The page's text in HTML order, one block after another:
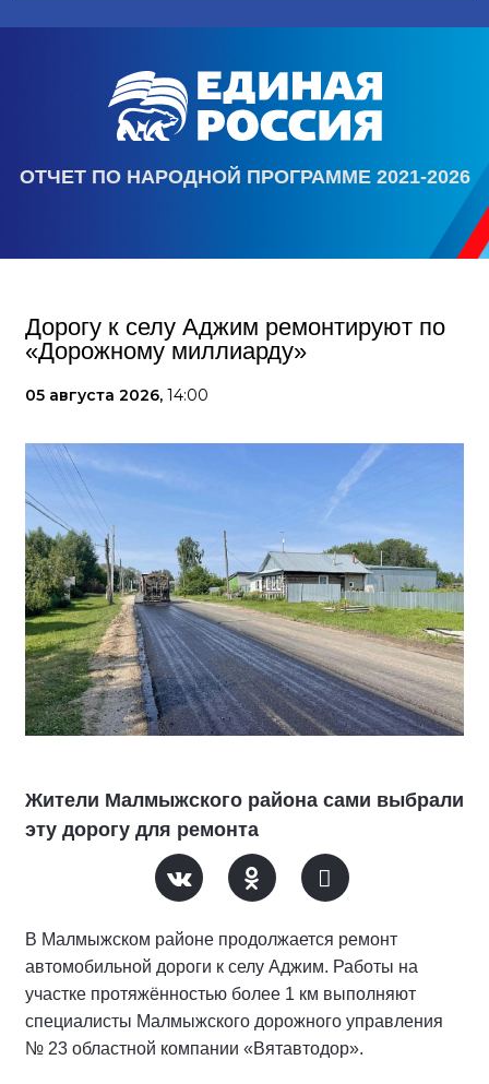
ОТЧЕТ ПО НАРОДНОЙ ПРОГРАММЕ 2021-2026
Дорогу к селу Аджим ремонтируют по
«Дорожному миллиарду»
05 августа 2026, 14:00
Жители Малмыжского района сами выбрали
эту дорогу для ремонта
В Малмыжском районе продолжается ремонт
автомобильной дороги к селу Аджим. Работы на
участке протяжённостью более 1 км выполняют
специалисты Малмыжского дорожного управления
№ 23 областной компании «Вятавтодор».